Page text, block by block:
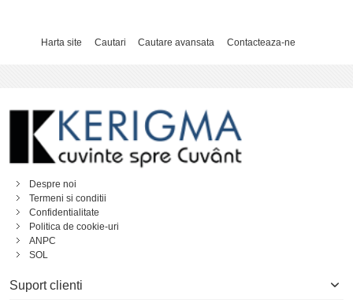
Harta site Cautari Cautare avansata Contacteaza-ne
Despre noi
Termeni si conditii
Confidentialitate
Politica de cookie-uri
ANPC
SOL
Suport clienti